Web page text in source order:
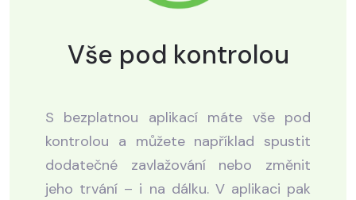
Vše pod kontrolou
S bezplatnou aplikací máte vše pod
kontrolou a můžete například spustit
dodatečné zavlažování nebo změnit
jeho trvání – i na dálku. V aplikaci pak